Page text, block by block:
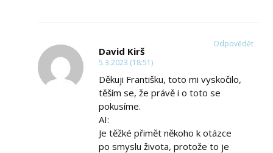
David Kirš
5.3.2023 (18:51)
Děkuji Františku, toto mi vyskočilo,
těším se, že právě i o toto se
pokusíme.
AI:
Je těžké přimět někoho k otázce
po smyslu života, protože to je
Odpovědět